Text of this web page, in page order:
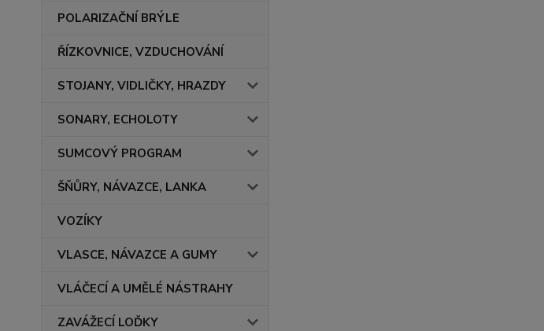
POLARIZAČNÍ BRÝLE
ŘÍZKOVNICE, VZDUCHOVÁNÍ
STOJANY, VIDLIČKY, HRAZDY
SONARY, ECHOLOTY
SUMCOVÝ PROGRAM
ŠŇŮRY, NÁVAZCE, LANKA
VOZÍKY
VLASCE, NÁVAZCE A GUMY
VLÁČECÍ A UMĚLÉ NÁSTRAHY
ZAVÁŽECÍ LOĎKY